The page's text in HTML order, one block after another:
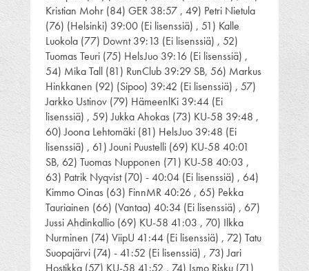
Kristian Mohr (84) GER 38:57 , 49) Petri Nietula
(76) (Helsinki) 39:00 (Ei lisenssiä) , 51) Kalle
Luokola (77) Downt 39:13 (Ei lisenssiä) , 52)
Tuomas Teuri (75) HelsJuo 39:16 (Ei lisenssiä) ,
54) Mika Tall (81) RunClub 39:29 SB, 56) Markus
Hinkkanen (92) (Sipoo) 39:42 (Ei lisenssiä) , 57)
Jarkko Ustinov (79) HämeenlKi 39:44 (Ei
lisenssiä) , 59) Jukka Ahokas (73) KU-58 39:48 ,
60) Joona Lehtomäki (81) HelsJuo 39:48 (Ei
lisenssiä) , 61) Jouni Puustelli (69) KU-58 40:01
SB, 62) Tuomas Nupponen (71) KU-58 40:03 ,
63) Patrik Nyqvist (70) - 40:04 (Ei lisenssiä) , 64)
Kimmo Oinas (63) FinnMR 40:26 , 65) Pekka
Tauriainen (66) (Vantaa) 40:34 (Ei lisenssiä) , 67)
Jussi Ahdinkallio (69) KU-58 41:03 , 70) Ilkka
Nurminen (74) ViipU 41:44 (Ei lisenssiä) , 72) Tatu
Suopajärvi (74) - 41:52 (Ei lisenssiä) , 73) Jari
Hostikka (57) KU-58 41:52 , 74) Ismo Risku (71)